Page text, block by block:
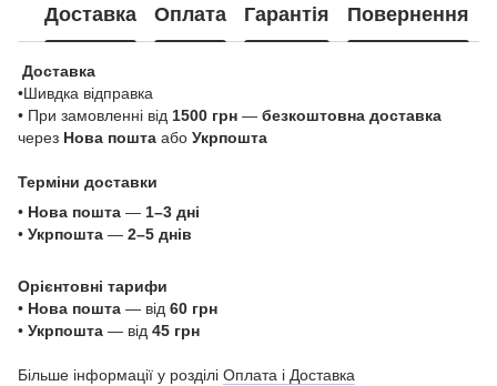
Доставка Оплата Гарантія Повернення
Доставка
•Шивдка відправка
• При замовленні від 1500 грн — безкоштовна доставка
через Нова пошта або Укрпошта
Терміни доставки
• Нова пошта — 1–3 дні
• Укрпошта — 2–5 днів
Орієнтовні тарифи
• Нова пошта — від 60 грн
• Укрпошта — від 45 грн
Більше інформації у розділі Оплата і Доставка